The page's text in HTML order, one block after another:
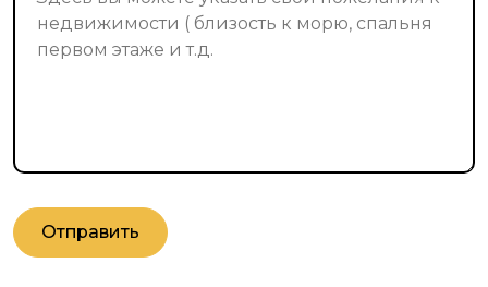
Отправить